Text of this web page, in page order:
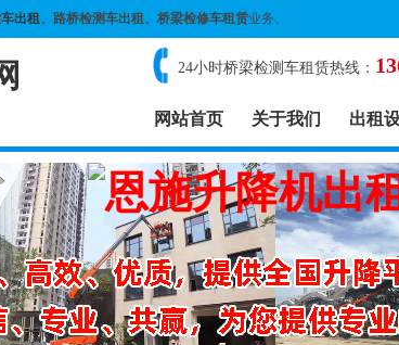
出租、路桥检测车出租、桥梁检修车租赁业务。
24小时桥梁检测车租赁热线：
网站首页 关于我们 出租